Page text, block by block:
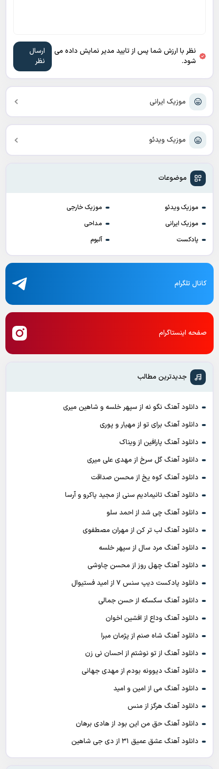
موزیک ایرانی
موزیک ویدئو
موضوعات
موزیک ویدئو
موزیک خارجی
موزیک ایرانی
مداحی
پادکست
آلبوم
نظر با ارزش شما پس از تایید مدیر نمایش داده می
شود.
کانال تلگرام
صفحه اینستاگرام
جدیدترین مطالب
دانلود آهنگ نگو نه از سپهر خلسه و شاهین میری
دانلود آهنگ برای تو از مهیار و پوری
دانلود آهنگ پارافین از ویناک
دانلود آهنگ گل سرخ از مهدی علی میری
دانلود آهنگ کوه یخ از محسن صداقت
دانلود آهنگ تانیمادیم سنی از مجید پاکرو و آرسا
دانلود آهنگ چی شد از احمد سلو
دانلود آهنگ لب تر کن از مهران مصطفوی
دانلود آهنگ مرد سال از سپهر خلسه
دانلود آهنگ چهل روز از محسن چاوشی
دانلود پادکست ديپ سنس ۷ از اميد فستيوال
دانلود آهنگ سکسکه از حسن جمالی
دانلود آهنگ وداع از افشين اخوان
دانلود آهنگ شاه صنم از پژمان مبرا
دانلود آهنگ از تو نوشتم از احسان نی زن
دانلود آهنگ دیوونه بودم از مهدی جهانی
دانلود آهنگ می از امین و امید
دانلود آهنگ هرگز از منس
دانلود آهنگ حق من این بود از هادی برهان
دانلود آهنگ عشق عمیق ۳۱ از دی جی شاهین